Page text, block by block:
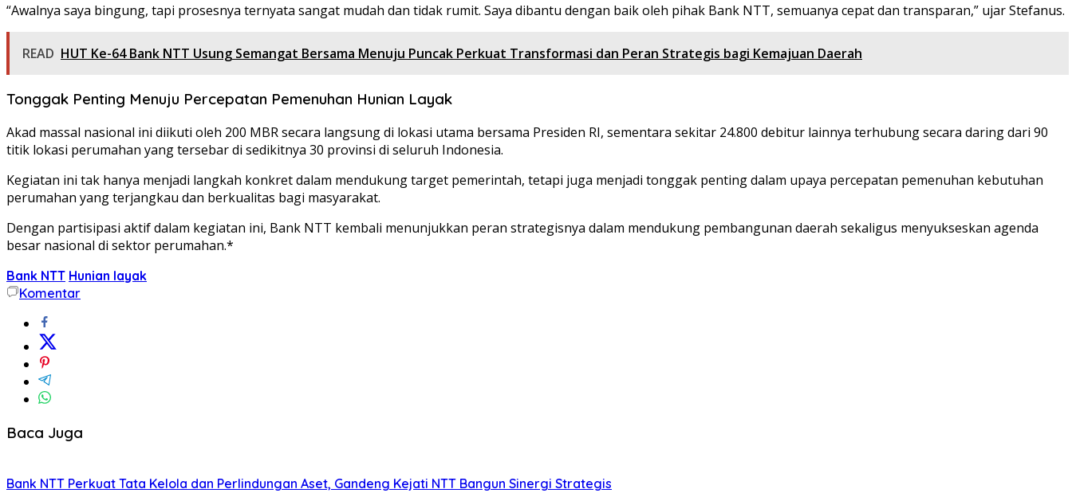
“Awalnya saya bingung, tapi prosesnya ternyata sangat mudah dan tidak rumit. Saya dibantu dengan baik oleh pihak Bank NTT, semuanya cepat dan transparan,” ujar Stefanus.
READ HUT Ke-64 Bank NTT Usung Semangat Bersama Menuju Puncak Perkuat Transformasi dan Peran Strategis bagi Kemajuan Daerah
Tonggak Penting Menuju Percepatan Pemenuhan Hunian Layak
Akad massal nasional ini diikuti oleh 200 MBR secara langsung di lokasi utama bersama Presiden RI, sementara sekitar 24.800 debitur lainnya terhubung secara daring dari 90
titik lokasi perumahan yang tersebar di sedikitnya 30 provinsi di seluruh Indonesia.
Kegiatan ini tak hanya menjadi langkah konkret dalam mendukung target pemerintah, tetapi juga menjadi tonggak penting dalam upaya percepatan pemenuhan kebutuhan
perumahan yang terjangkau dan berkualitas bagi masyarakat.
Dengan partisipasi aktif dalam kegiatan ini, Bank NTT kembali menunjukkan peran strategisnya dalam mendukung pembangunan daerah sekaligus menyukseskan agenda
besar nasional di sektor perumahan.*
Bank NTT Hunian layak
Komentar
Baca Juga
Bank NTT Perkuat Tata Kelola dan Perlindungan Aset, Gandeng Kejati NTT Bangun Sinergi Strategis